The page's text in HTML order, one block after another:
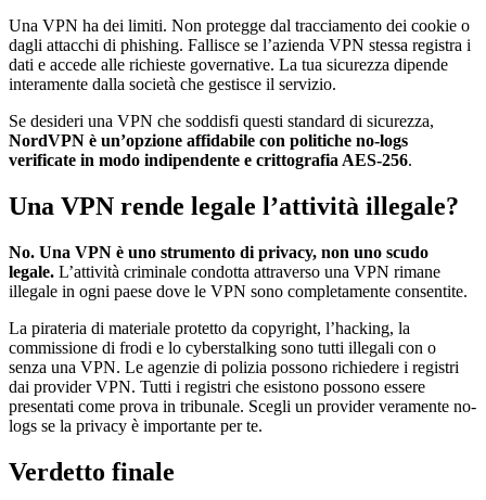
Una VPN ha dei limiti. Non protegge dal tracciamento dei cookie o
dagli attacchi di phishing. Fallisce se l’azienda VPN stessa registra i
dati e accede alle richieste governative. La tua sicurezza dipende
interamente dalla società che gestisce il servizio.
Se desideri una VPN che soddisfi questi standard di sicurezza,
NordVPN è un’opzione affidabile con politiche no-logs
verificate in modo indipendente e crittografia AES-256.
Una VPN rende legale l’attività illegale?
No. Una VPN è uno strumento di privacy, non uno scudo
legale. L’attività criminale condotta attraverso una VPN rimane
illegale in ogni paese dove le VPN sono completamente consentite.
La pirateria di materiale protetto da copyright, l’hacking, la
commissione di frodi e lo cyberstalking sono tutti illegali con o
senza una VPN. Le agenzie di polizia possono richiedere i registri
dai provider VPN. Tutti i registri che esistono possono essere
presentati come prova in tribunale. Scegli un provider veramente no-
logs se la privacy è importante per te.
Verdetto finale